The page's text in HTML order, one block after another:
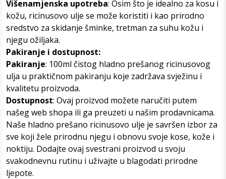
Višenamjenska upotreba: Osim što je idealno za kosu i
kožu, ricinusovo ulje se može koristiti i kao prirodno
sredstvo za skidanje šminke, tretman za suhu kožu i
njegu ožiljaka.
Pakiranje i dostupnost:
Pakiranje: 100ml čistog hladno prešanog ricinusovog
ulja u praktičnom pakiranju koje zadržava svježinu i
kvalitetu proizvoda.
Dostupnost: Ovaj proizvod možete naručiti putem
našeg web shopa ili ga preuzeti u našim prodavnicama.
Naše hladno prešano ricinusovo ulje je savršen izbor za
sve koji žele prirodnu njegu i obnovu svoje kose, kože i
noktiju. Dodajte ovaj svestrani proizvod u svoju
svakodnevnu rutinu i uživajte u blagodati prirodne
ljepote.